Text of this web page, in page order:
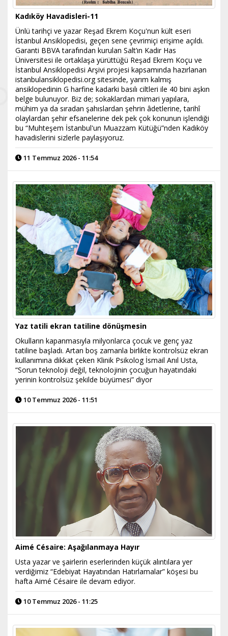
Kadıköy Havadisleri-11
Ünlü tarihçi ve yazar Reşad Ekrem Koçu'nun kült eseri
İstanbul Ansiklopedisi, geçen sene çevrimiçi erişime açıldı.
Garanti BBVA tarafından kurulan Salt’ın Kadir Has
Üniversitesi ile ortaklaşa yürüttüğü Reşad Ekrem Koçu ve
İstanbul Ansiklopedisi Arşivi projesi kapsamında hazırlanan
istanbulansiklopedisi.org sitesinde, yarım kalmış
ansiklopedinin G harfine kadarki basılı ciltleri ile 40 bini aşkın
belge bulunuyor. Biz de; sokaklardan mimari yapılara,
mühim ya da sıradan şahıslardan şehrin âdetlerine, tarihî
olaylardan şehir efsanelerine dek pek çok konunun işlendiği
bu “Muhteşem İstanbul'un Muazzam Kütüğü”nden Kadıköy
havadislerini sizlerle paylaşıyoruz.
11 Temmuz 2026 - 11:54
Yaz tatili ekran tatiline dönüşmesin
Okulların kapanmasıyla milyonlarca çocuk ve genç yaz
tatiline başladı. Artan boş zamanla birlikte kontrolsüz ekran
kullanımına dikkat çeken Klinik Psikolog İsmail Anıl Usta,
“Sorun teknoloji değil, teknolojinin çocuğun hayatındaki
yerinin kontrolsüz şekilde büyümesi” diyor
10 Temmuz 2026 - 11:51
Aimé Césaire: Aşağılanmaya Hayır
Usta yazar ve şairlerin eserlerinden küçük alıntılara yer
verdiğimiz “Edebiyat Hayatından Hatırlamalar” köşesi bu
hafta Aimé Césaire ile devam ediyor.
10 Temmuz 2026 - 11:25